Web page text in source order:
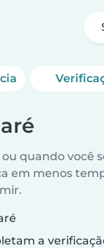
quando você
em menos
a